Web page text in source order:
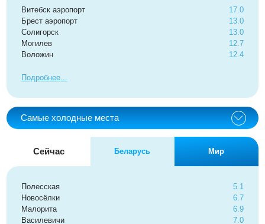
Витебск аэропорт
Брест аэропорт
Солигорск
Могилев
Воложин
17.0
13.0
13.0
12.7
12.4
Подробнее
Самые холодные места
Сейчас Беларусь Мир
Полесская
Новосёлки
Малорита
Василевичи
5.1
6.7
6.9
7.0